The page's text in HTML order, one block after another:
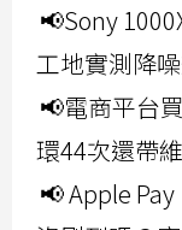
📢Sony
工地實測降
📢電商平台
環44次還帶
📢 Apple